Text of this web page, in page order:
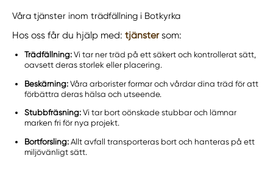
Våra tjänster inom trädfällning i Botkyrka
Hos oss får du hjälp med:tjänstersom:
Trädfällning: Vi tar ner träd på ett säkert och kontrollerat sätt,
oavsett deras storlek eller placering.
Beskärning: Våra arborister formar och vårdar dina träd för att
förbättra deras hälsa och utseende.
Stubbfräsning: Vi tar bort oönskade stubbar och lämnar
marken fri för nya projekt.
Bortforsling: Allt avfall transporteras bort och hanteras på ett
miljövänligt sätt.